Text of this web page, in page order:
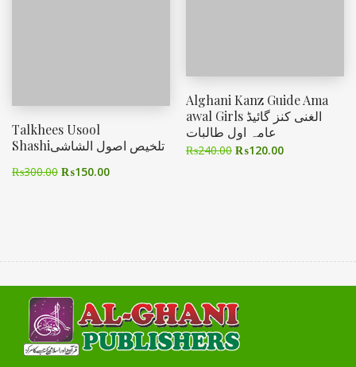
Talkhees Usool
Shashiتلخیص اصول الشاشی
₨300.00 ₨150.00
Alghani Kanz Guide Ama
awal Girls الغنی کنز گائیڈ
عامہ اول طالبات
₨240.00 ₨120.00